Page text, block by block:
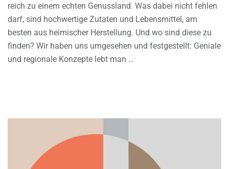
reich zu einem echten Genussland. Was dabei nicht fehlen
darf, sind hochwertige Zutaten und Lebensmittel, am
besten aus heimischer Herstellung. Und wo sind diese zu
finden? Wir haben uns umgesehen und festgestellt: Geniale
und regionale Konzepte lebt man …